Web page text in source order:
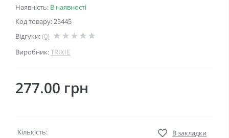
Наявність: В наявності
Код товару: 25445
Відгуки:(0)
Виробник:TRIXIE
277.00 грн
Кількість:
В закладки